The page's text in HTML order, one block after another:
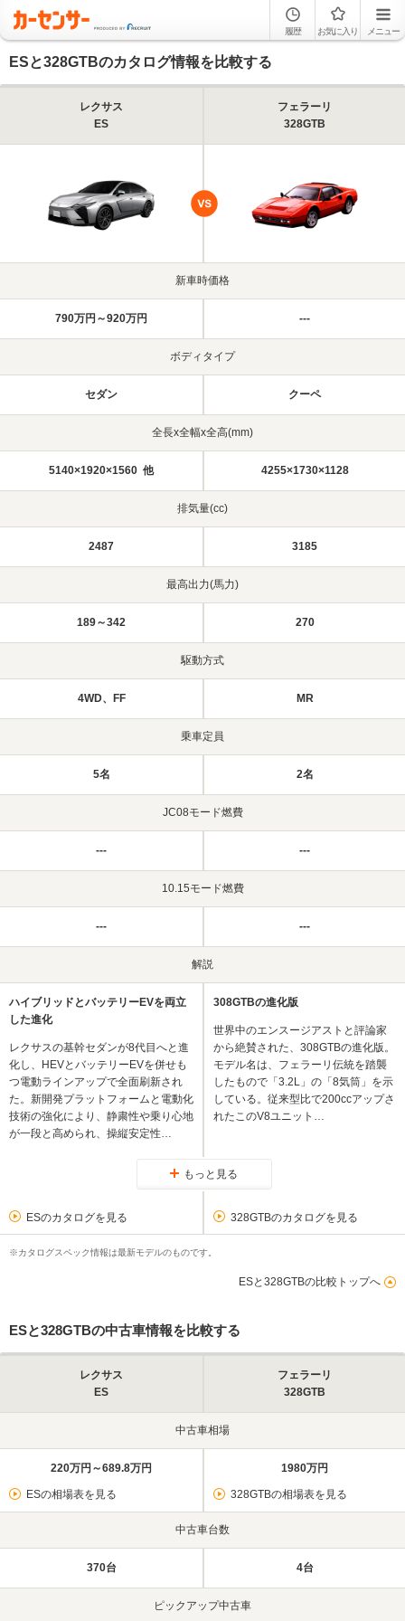
履歴 お気に入り メニュー
ESと328GTBのカタログ情報を比較する
レクサス
ES
フェラーリ
328GTB
新車時価格
790万円～920万円 ---
ボディタイプ
セダン クーペ
全長x全幅x全高(mm)
5140×1920×1560 他 4255×1730×1128
排気量(cc)
2487 3185
最高出力(馬力)
189～342 270
駆動方式
4WD、FF MR
乗車定員
5名 2名
JC08モード燃費
--- ---
10.15モード燃費
--- ---
解説
ハイブリッドとバッテリーEVを両立
した進化
レクサスの基幹セダンが8代目へと進
化し、HEVとバッテリーEVを併せも
つ電動ラインアップで全面刷新され
た。新開発プラットフォームと電動化
技術の強化により、静粛性や乗り心地
が一段と高められ、操縦安定性…
308GTBの進化版
世界中のエンスージアストと評論家
から絶賛された、308GTBの進化版。
モデル名は、フェラーリ伝統を踏襲
したもので「3.2L」の「8気筒」を示
している。従来型比で200ccアップさ
れたこのV8ユニット…
もっと見る
ESのカタログを見る 328GTBのカタログを見る
※カタログスペック情報は最新モデルのものです。
ESと328GTBの比較トップへ
ESと328GTBの中古車情報を比較する
レクサス
ES
フェラーリ
328GTB
中古車相場
220万円～689.8万円
ESの相場表を見る
1980万円
328GTBの相場表を見る
中古車台数
370台 4台
ピックアップ中古車